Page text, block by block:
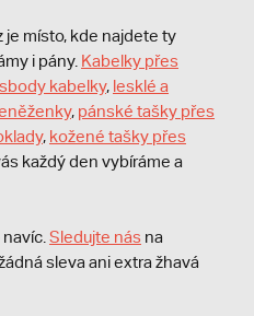
je místo, kde najdete ty
i pány. Kabelky přes
kabelky, lesklé a
, pánské tašky přes
, kožené tašky přes
každý den vybíráme a
Sledujte nás na
sleva ani extra žhavá